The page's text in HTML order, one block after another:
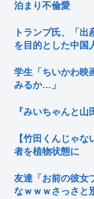
泊まり不倫愛
トランプ氏、「
を目的とした中国
学生「ちいかわ映
みるか…」
『みいちゃんと
【竹田くんじゃ
者を植物状態に
友達「お前の彼女
なｗｗｗさっさと